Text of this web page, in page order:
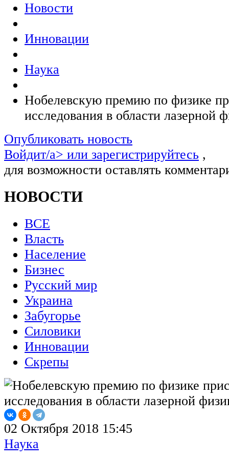
Новости
Инновации
Наука
Нобелевскую премию по физике
исследования в области лазерной
Опубликовать новость
Войдит/a> или зарегистрируйтесь ,
для возможности оставлять
НОВОСТИ
ВСЕ
Власть
Население
Бизнес
Русский мир
Украина
Забугорье
Силовики
Инновации
Скрепы
02 Октября 2018 15:45
Наука